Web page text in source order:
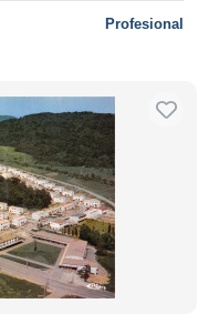
Profesional